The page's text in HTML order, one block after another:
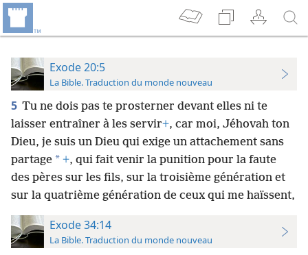
Exode 20:5
La Bible. Traduction du monde nouveau
5 Tu ne dois pas te prosterner devant elles ni te
laisser entraîner à les servir+, car moi, Jéhovah ton
Dieu, je suis un Dieu qui exige un attachement sans
partage * +, qui fait venir la punition pour la faute
des pères sur les fils, sur la troisième génération et
sur la quatrième génération de ceux qui me haïssent,
Exode 34:14
La Bible. Traduction du monde nouveau